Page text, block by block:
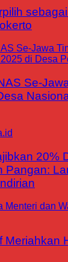
Se-
20%
Pangan:
Meriahkan